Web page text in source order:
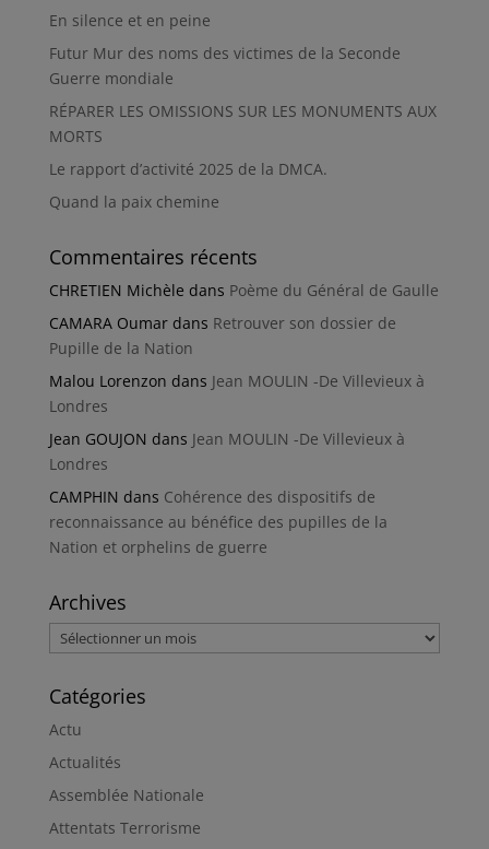
En silence et en peine
Futur Mur des noms des victimes de la Seconde
Guerre mondiale
RÉPARER LES OMISSIONS SUR LES MONUMENTS AUX
MORTS
Le rapport d’activité 2025 de la DMCA.
Quand la paix chemine
Commentaires récents
CHRETIEN Michèle dans Poème du Général de Gaulle
CAMARA Oumardans Retrouver son dossier de
Pupille de la Nation
Malou Lorenzon dans Jean MOULIN -De Villevieux à
Londres
Jean GOUJON dans Jean MOULIN -De Villevieux à
Londres
CAMPHIN dans Cohérence des dispositifs de
reconnaissance au bénéfice des pupilles de la
Nation et orphelins de guerre
Archives
Archives
Catégories
Actu
Actualités
Assemblée Nationale
Attentats Terrorisme